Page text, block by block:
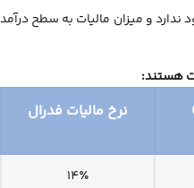
و میزان مالیات به سطح درآمد
نرخ مالیات فدرال
14٪